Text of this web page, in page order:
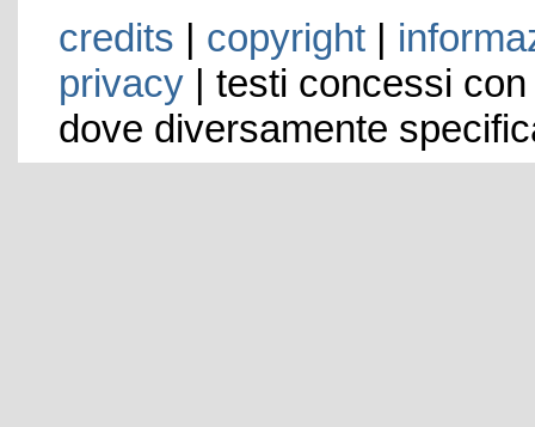
credits | copyright|
privacy| testi concessi
dove diversamente